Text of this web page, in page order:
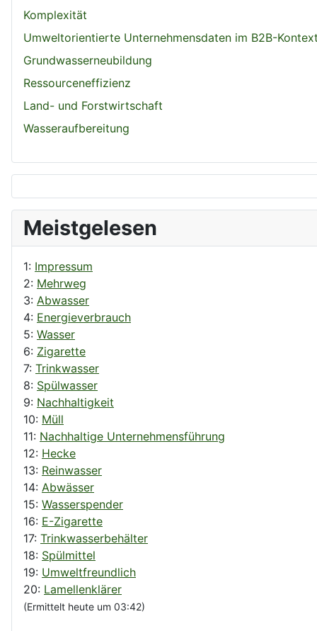
Komplexität
Umweltorientierte Unternehmensdaten im B2B-
Grundwasserneubildung
Ressourceneffizienz
Land- und Forstwirtschaft
Wasseraufbereitung
Meistgelesen
1: Impressum
2: Mehrweg
3: Abwasser
4: Energieverbrauch
5: Wasser
6: Zigarette
7: Trinkwasser
8: Spülwasser
9: Nachhaltigkeit
10: Müll
11: Nachhaltige Unternehmensführung
12: Hecke
13: Reinwasser
14: Abwässer
15: Wasserspender
16: E-Zigarette
17: Trinkwasserbehälter
18: Spülmittel
19: Umweltfreundlich
20: Lamellenklärer
(Ermittelt heute um 03:42)